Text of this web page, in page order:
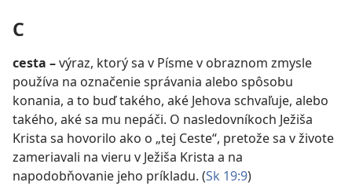
C
cesta –výraz, ktorý sa v Písme v obraznom zmysle
používa na označenie správania alebo spôsobu
konania, a to buď takého, aké Jehova schvaľuje, alebo
takého, aké sa mu nepáči. O nasledovníkoch Ježiša
Krista sa hovorilo ako o „tej Ceste“, pretože sa v živote
zameriavali na vieru v Ježiša Krista a na
napodobňovanie jeho príkladu. (Sk 19:9)